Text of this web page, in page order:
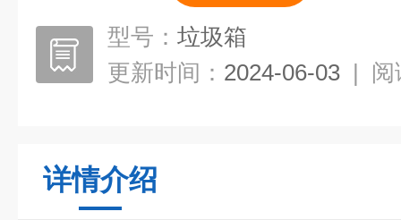
型号： 垃圾箱
更新时间： 2024-06-03 | 阅
详情介绍